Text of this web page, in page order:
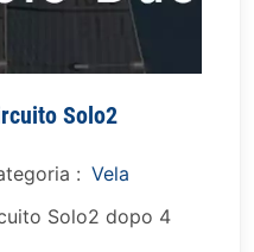
Solo2
: Vela
Solo2 dopo 4